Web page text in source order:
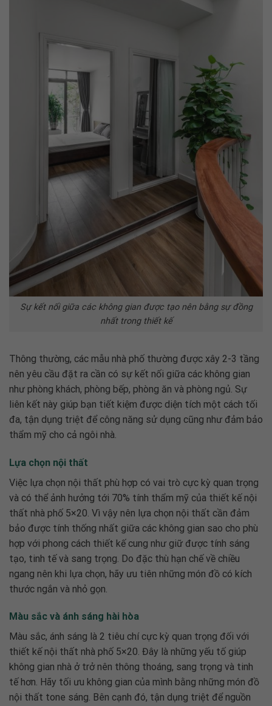
Sự kết nối giữa các không gian được tạo nên bằng sự đồng
nhất trong thiết kế
Thông thường, các mẫu nhà phố thường được xây 2-3 tầng
nên yêu cầu đặt ra cần có sự kết nối giữa các không gian
như phòng khách, phòng bếp, phòng ăn và phòng ngủ. Sự
liên kết này giúp bạn tiết kiệm được diện tích một cách tối
đa, tận dụng triệt để công năng sử dụng cũng như đảm bảo
thẩm mỹ cho cả ngôi nhà.
Lựa chọn nội thất
Việc lựa chọn nội thất phù hợp có vai trò cực kỳ quan trọng
và có thể ảnh hưởng tới 70% tính thẩm mỹ của thiết kế nội
thất nhà phố 5×20 . Vì vậy nên lựa chọn nội thất cần đảm
bảo được tính thống nhất giữa các không gian sao cho phù
hợp với phong cách thiết kế cung như giữ được tính sáng
tạo, tinh tế và sang trọng. Do đặc thù hạn chế về chiều
ngang nên khi lựa chọn, hãy ưu tiên những món đồ có kích
thước ngắn và nhỏ gọn.
Màu sắc và ánh sáng hài hòa
Màu sắc, ánh sáng là 2 tiêu chí cực kỳ quan trọng đối với
thiết kế nội thất nhà phố 5×20. Đây là những yếu tố giúp
không gian nhà ở trở nên thông thoáng, sang trọng và tinh
tế hơn. Hãy tối ưu không gian của mình bằng những món đồ
nội thất tone sáng. Bên cạnh đó, tận dụng triệt để nguồn